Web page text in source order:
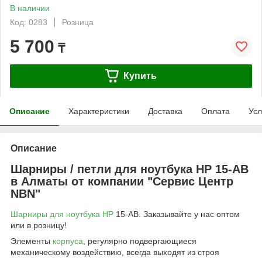
В наличии
Код: 0283
Розница
5 700 ₸
Купить
Описание Характеристики Доставка Оплата
Описание
Шарниры / петли для ноутбука HP 15-AB
в Алматы от компании "Сервис Центр
NBN"
Шарниры для ноутбука HP 15-AB. Заказывайте у нас оптом
или в розницу!
Элементы корпуса, регулярно подвергающиеся
механическому воздействию, всегда выходят из строя